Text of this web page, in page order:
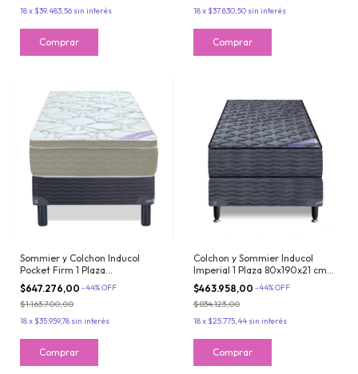
18x $39.483,56 sin interés 18x $37.830,50 sin interés
Sommier y Colchon Inducol
Pocket Firm 1 Plaza
80x190x24cm De Resortes
Pocket con Pillow Firme
$647.276,00 -44%OFF
$1.163.700,00
18x $35.959,78 sin interés
Colchon y Sommier Inducol
Imperial 1 Plaza 80x190x21 cm
de Resortes Bonnell
$463.958,00 -44%OFF
$834.123,00
18x $25.775,44 sin interés